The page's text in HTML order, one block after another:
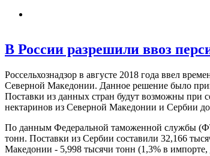
В России разрешили ввоз
Россельхознадзор в августе 2018 года ввел
Северной Македонии. Данное решение было
Поставки из данных стран будут возможны при
нектаринов из Северной Македонии и Сербии
По данным Федеральной таможенной службы
тонн. Поставки из Сербии составили 32,166
Македонии - 5,998 тысячи тонн (1,3% в импорте,